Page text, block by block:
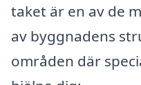
taket är en av de
av byggnadens
områden där